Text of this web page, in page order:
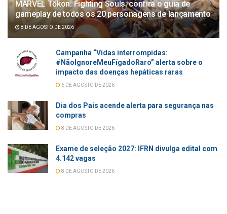
MARVEL Tōkon: Fighting Souls: confira o guia de
gameplay de todos os 20 personagens de lançamento
8 DE AGOSTO DE 2026
Campanha “Vidas interrompidas:
#NãoIgnoreMeuFígadoRaro” alerta sobre o
impacto das doenças hepáticas raras
6 DE AGOSTO DE 2026
Dia dos Pais acende alerta para segurança nas
compras
8 DE AGOSTO DE 2026
Exame de seleção 2027: IFRN divulga edital com
4.142 vagas
8 DE AGOSTO DE 2026